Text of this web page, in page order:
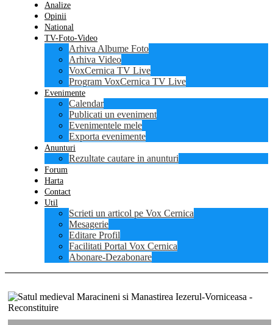
Analize
Opinii
National
TV-Foto-Video
Arhiva Albume Foto
Arhiva Video
VoxCernica TV Live
Program VoxCernica TV Live
Evenimente
Calendar
Publicati un eveniment
Evenimentele mele
Exporta evenimente
Anunturi
Rezultate cautare in anunturi
Forum
Harta
Contact
Util
Scrieti un articol pe Vox Cernica
Mesagerie
Editare Profil
Facilitati Portal Vox Cernica
Abonare-Dezabonare